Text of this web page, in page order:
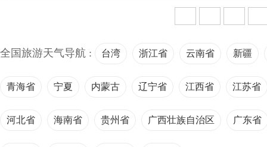
全国旅游天气导航 : 台湾 浙江省 云南省 新疆
青海省 宁夏 内蒙古 辽宁省 江西省 江苏省
河北省 海南省 贵州省 广西壮族自治区 广东省